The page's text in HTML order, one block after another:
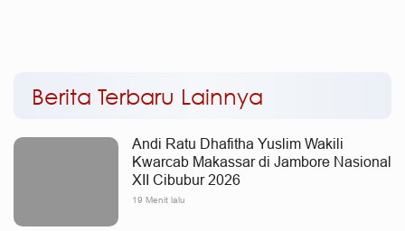
Berita Terbaru Lainnya
Andi Ratu Dhafitha Yuslim Wakili
Kwarcab Makassar di Jambore Nasional
XII Cibubur 2026
19 Menit lalu